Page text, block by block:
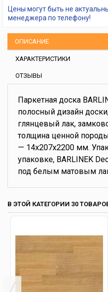
Цены могут быть не
менеджера по телефону!
ОПИСАНИЕ
ХАРАКТЕРИСТИКИ
ОТЗЫВЫ
Паркетная доска
полосный дизайн
глянцевый лак,
толщина ценной
— 14x207x2200 мм.
упаковке, BARLINEK
под белым матовым
В ЭТОЙ КАТЕГОРИИ 30